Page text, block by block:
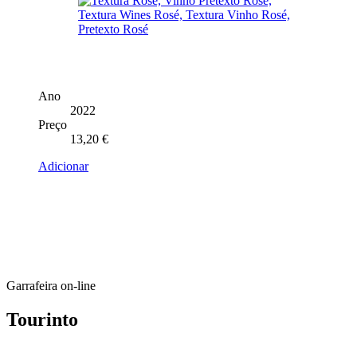
Ano
2022
Preço
13,20 €
Adicionar
Garrafeira on-line
Tourinto